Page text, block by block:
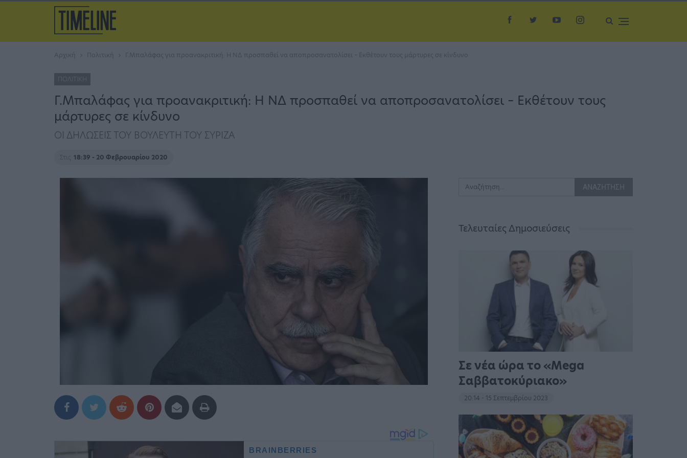
Αρχική Πολιτική Γ.Μπαλάφας για προανακριτική: Η ΝΔ προσπαθεί να αποπροσανατολίσει – Εκθέτουν τους μάρτυρες σε κίνδυνο
ΠΟΛΙΤΙΚΉ
Γ.Μπαλάφας για προανακριτική: Η ΝΔ προσπαθεί να αποπροσανατολίσει – Εκθέτουν τους
μάρτυρες σε κίνδυνο
ΟΙ ΔΗΛΩΣΕΙΣ ΤΟΥ ΒΟΥΛΕΥΤΗ ΤΟΥ ΣΥΡΙΖΑ
Στις 18:39 - 20 Φεβρουαρίου 2020
Τελευταίες Δημοσιεύσεις
Σε νέα ώρα το «Mega
Σαββατοκύριακο»
20:14 - 15 Σεπτεμβρίου 2023